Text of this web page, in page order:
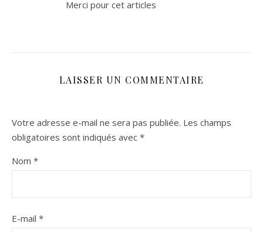
Merci pour cet articles
LAISSER UN COMMENTAIRE
Votre adresse e-mail ne sera pas publiée. Les champs
obligatoires sont indiqués avec *
Nom *
E-mail *